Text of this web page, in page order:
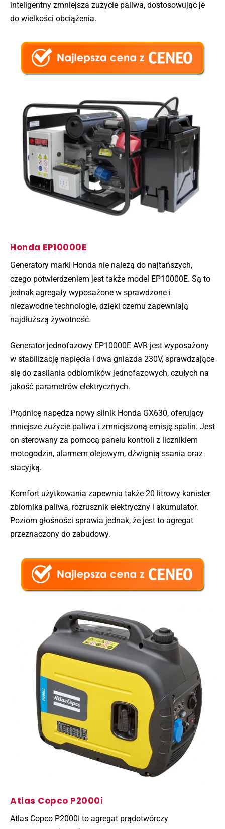
inteligentny zmniejsza zużycie paliwa, dostosowując je
do wielkości obciążenia.
Honda EP10000E
Generatory marki Honda nie należą do najtańszych,
czego potwierdzeniem jest także model EP10000E. Są to
jednak agregaty wyposażone w sprawdzone i
niezawodne technologie, dzięki czemu zapewniają
najdłuższą żywotność.
Generator jednofazowy EP10000E AVR jest wyposażony
w stabilizację napięcia i dwa gniazda 230V, sprawdzające
się do zasilania odbiorników jednofazowych, czułych na
jakość parametrów elektrycznych.
Prądnicę napędza nowy silnik Honda GX630, oferujący
mniejsze zużycie paliwa i zmniejszoną emisję spalin. Jest
on sterowany za pomocą panelu kontroli z licznikiem
motogodzin, alarmem olejowym, dźwignią ssania oraz
stacyjką.
Komfort użytkowania zapewnia także 20 litrowy kanister
zbiornika paliwa, rozrusznik elektryczny i akumulator.
Poziom głośności sprawia jednak, że jest to agregat
przeznaczony do zabudowy.
Atlas Copco P2000i
Atlas Copco P2000I to agregat prądotwórczy